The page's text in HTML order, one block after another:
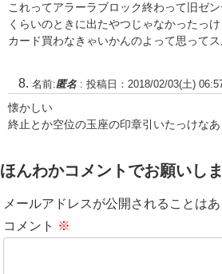
これってアラーラブロック終わって旧ゼ
くらいのときに出たやつじゃなかったっ
カード買わなきゃいかんのよって思って
名前:匿名 : 投稿日：2018/02/03(土)
懐かしい
終止とか空位の玉座の印章引いたっけなあ
ほんわかコメントでお願いし
メールアドレスが公開されることはあ
コメント ※